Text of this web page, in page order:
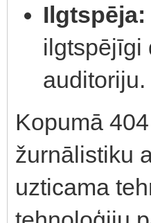
Ilgtspēja:
ilgtspējīgi
auditoriju.
Kopumā
žurnālistiku
uzticama